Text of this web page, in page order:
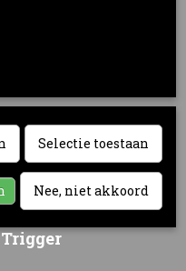
Selectie toestaan
Nee, niet akkoord